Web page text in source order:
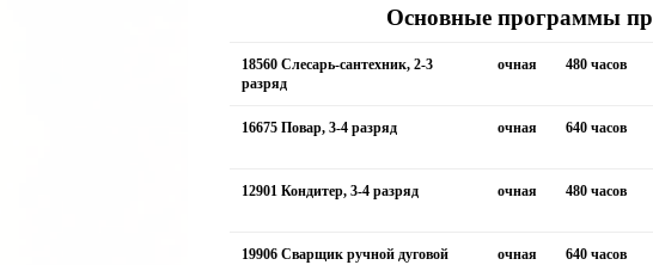
Основные программы
18560 Слесарь-сантехник, 2-3
разряд
очная 480 часов
16675 Повар, 3-4 разряд очная 640 часов
12901 Кондитер, 3-4 разряд очная 480 часов
19906 Сварщик ручной дуговой
очная 640 часов